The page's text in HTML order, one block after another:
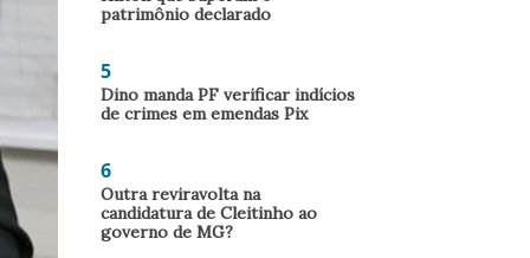
patrimônio declarado
5
Dino manda PF verificar indícios
de crimes em emendas Pix
6
Outra reviravolta na
candidatura de Cleitinho ao
governo de MG?